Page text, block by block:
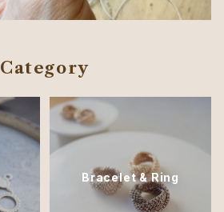
Category
Bracelet & Ring